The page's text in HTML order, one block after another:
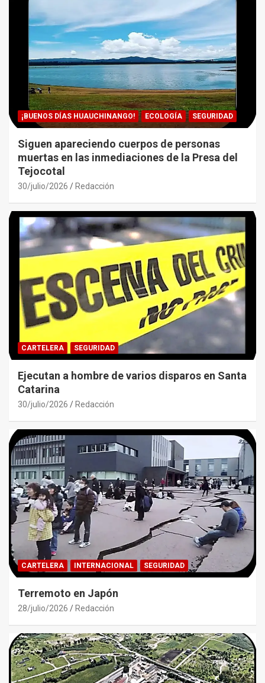
¡BUENOS DÍAS HUAUCHINANGO! ECOLOGÍA SEGURIDAD
Siguen apareciendo cuerpos de personas
muertas en las inmediaciones de la Presa del
Tejocotal
30/julio/2026 Redacción
CARTELERA SEGURIDAD
Ejecutan a hombre de varios disparos en Santa
Catarina
30/julio/2026 Redacción
CARTELERA INTERNACIONAL SEGURIDAD
Terremoto en Japón
28/julio/2026 Redacción